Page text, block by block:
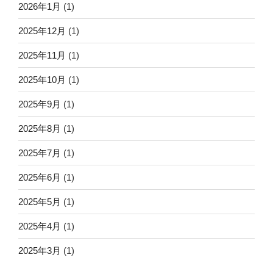
2026年1月 (1)
2025年12月 (1)
2025年11月 (1)
2025年10月 (1)
2025年9月 (1)
2025年8月 (1)
2025年7月 (1)
2025年6月 (1)
2025年5月 (1)
2025年4月 (1)
2025年3月 (1)